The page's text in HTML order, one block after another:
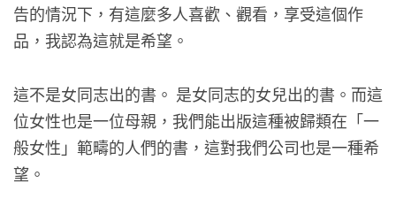
告的情況下，有這麼多人喜歡、觀看，享受這個作
品，我認為這就是希望。
這不是女同志出的書。 是女同志的女兒出的書。而這
位女性也是一位母親，我們能出版這種被歸類在「一
般女性」範疇的人們的書，這對我們公司也是一種希
望。